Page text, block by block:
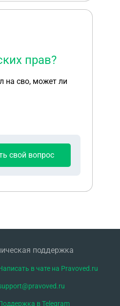
прав?
на сво, может ли
свой вопрос
поддержка
в чате на Pravoved.ru
в Telegram